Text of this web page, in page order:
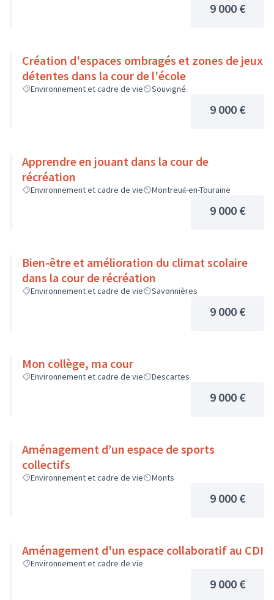
9 000 €
Création d'espaces ombragés et zones de jeux
détentes dans la cour de l'école
Environnement et cadre de vie Souvigné
9 000 €
Apprendre en jouant dans la cour de
récréation
Environnement et cadre de vie Montreuil-en-Touraine
9 000 €
Bien-être et amélioration du climat scolaire
dans la cour de récréation
Environnement et cadre de vie Savonnières
9 000 €
Mon collège, ma cour
Environnement et cadre de vie Descartes
9 000 €
Aménagement d’un espace de sports
collectifs
Environnement et cadre de vie Monts
9 000 €
Aménagement d'un espace collaboratif au CDI
Environnement et cadre de vie
9 000 €